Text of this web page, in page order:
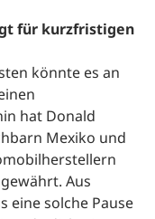
für kurzfristigen
könnte es an
hat Donald
Mexiko und
Aus
eine solche Pause